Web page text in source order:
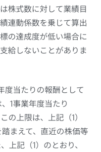
株式数に対して業績目
連動係数を乗じて算出
の達成度が低い場合に
給しないことがありま
度当たりの報酬として
1事業年度当たり
の上限は、上記（1）
まえて、直近の株価等
上記（1）のとおり、